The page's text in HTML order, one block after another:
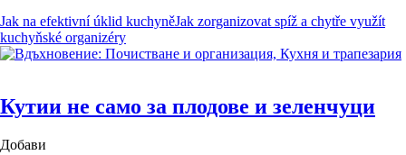
Jak na efektivní úklid kuchyněJak zorganizovat spíž a chytře využít
kuchyňské organizéry
Кутии не само за плодове и зеленчуци
Добави